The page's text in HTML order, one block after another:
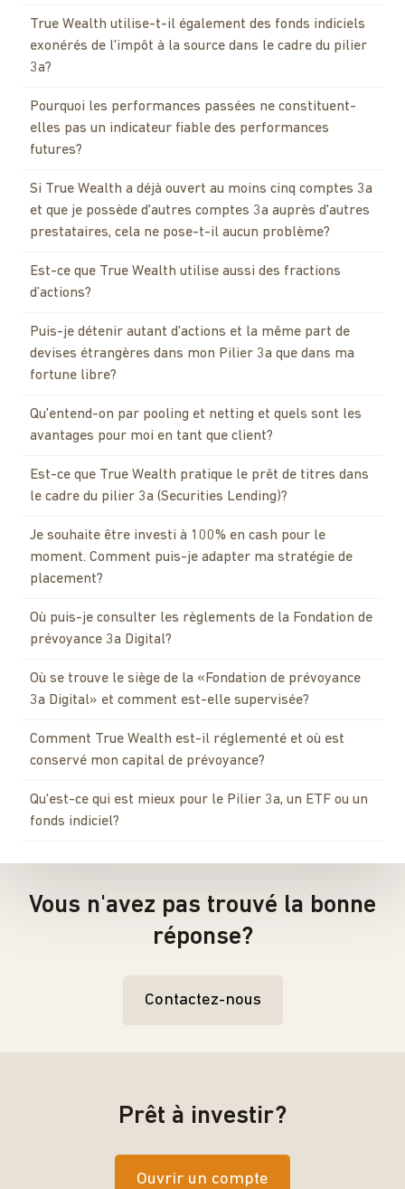
True Wealth utilise-t-il également des fonds indiciels
exonérés de l'impôt à la source dans le cadre du pilier
3a?
Pourquoi les performances passées ne constituent-
elles pas un indicateur fiable des performances
futures?
Si True Wealth a déjà ouvert au moins cinq comptes 3a
et que je possède d'autres comptes 3a auprès d'autres
prestataires, cela ne pose-t-il aucun problème?
Est-ce que True Wealth utilise aussi des fractions
d’actions?
Puis-je détenir autant d'actions et la même part de
devises étrangères dans mon Pilier 3a que dans ma
fortune libre?
Qu'entend-on par pooling et netting et quels sont les
avantages pour moi en tant que client?
Est-ce que True Wealth pratique le prêt de titres dans
le cadre du pilier 3a (Securities Lending)?
Je souhaite être investi à 100% en cash pour le
moment. Comment puis-je adapter ma stratégie de
placement?
Où puis-je consulter les règlements de la Fondation de
prévoyance 3a Digital?
Où se trouve le siège de la «Fondation de prévoyance
3a Digital» et comment est-elle supervisée?
Comment True Wealth est-il réglementé et où est
conservé mon capital de prévoyance?
Qu'est-ce qui est mieux pour le Pilier 3a, un ETF ou un
fonds indiciel?
Vous n'avez pas trouvé la bonne
réponse?
Contactez-nous
Prêt à investir?
Ouvrir un compte